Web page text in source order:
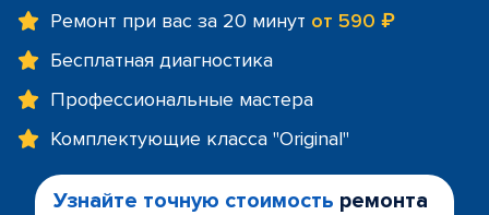
Ремонт при вас за 20 минут от 590 ₽
Бесплатная диагностика
Профессиональные мастера
Комплектующие класса "Original"
Узнайте точную стоимость ремонта